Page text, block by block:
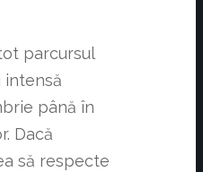
parcursul
intensă
până în
Dacă
să respecte